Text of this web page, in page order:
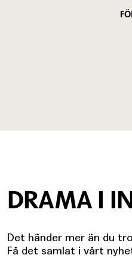
DRAMA I
Det händer mer än du
Få det samlat i vårt